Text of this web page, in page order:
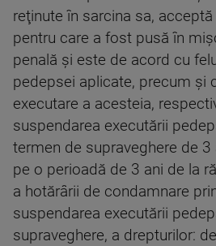
reţinute în sarcina sa,
pentru care a fost pusă în
penală şi este de acord cu
pedepsei aplicate, precum şi
executare a acesteia,
suspendarea executării
termen de supraveghere de 3
pe o perioadă de 3 ani de la
a hotărârii de condamnare
suspendarea executării
supraveghere, a drepturilor: